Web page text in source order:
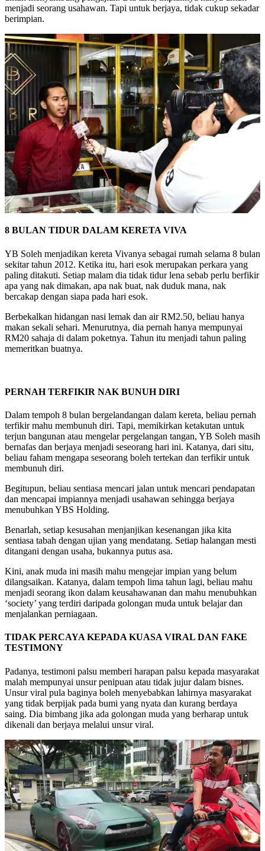
menjadi seorang usahawan. Tapi untuk berjaya, tidak cukup sekadar
berimpian.
8 BULAN TIDUR DALAM KERETA VIVA
YB Soleh menjadikan kereta Vivanya sebagai rumah selama 8 bulan
sekitar tahun 2012. Ketika itu, hari esok merupakan perkara yang
paling ditakuti. Setiap malam dia tidak tidur lena sebab perlu berfikir
apa yang nak dimakan, apa nak buat, nak duduk mana, nak
bercakap dengan siapa pada hari esok.
Berbekalkan hidangan nasi lemak dan air RM2.50, beliau hanya
makan sekali sehari. Menurutnya, dia pernah hanya mempunyai
RM20 sahaja di dalam poketnya. Tahun itu menjadi tahun paling
memeritkan buatnya.
PERNAH TERFIKIR NAK BUNUH DIRI
Dalam tempoh 8 bulan bergelandangan dalam kereta, beliau pernah
terfikir mahu membunuh diri. Tapi, memikirkan ketakutan untuk
terjun bangunan atau mengelar pergelangan tangan, YB Soleh masih
bernafas dan berjaya menjadi seseorang hari ini. Katanya, dari situ,
beliau faham mengapa seseorang boleh tertekan dan terfikir untuk
membunuh diri.
Begitupun, beliau sentiasa mencari jalan untuk mencari pendapatan
dan mencapai impiannya menjadi usahawan sehingga berjaya
menubuhkan YBS Holding.
Benarlah, setiap kesusahan menjanjikan kesenangan jika kita
sentiasa tabah dengan ujian yang mendatang. Setiap halangan mesti
ditangani dengan usaha, bukannya putus asa.
Kini, anak muda ini masih mahu mengejar impian yang belum
dilangsaikan. Katanya, dalam tempoh lima tahun lagi, beliau mahu
menjadi seorang ikon dalam keusahawanan dan mahu menubuhkan
‘society’ yang terdiri daripada golongan muda untuk belajar dan
menjalankan perniagaan.
TIDAK PERCAYA KEPADA KUASA VIRAL DAN FAKE
TESTIMONY
Padanya, testimoni palsu memberi harapan palsu kepada masyarakat
malah mempunyai unsur penipuan atau tidak jujur dalam bisnes.
Unsur viral pula baginya boleh menyebabkan lahirnya masyarakat
yang tidak berpijak pada bumi yang nyata dan kurang berdaya
saing. Dia bimbang jika ada golongan muda yang berharap untuk
dikenali dan berjaya melalui unsur viral.